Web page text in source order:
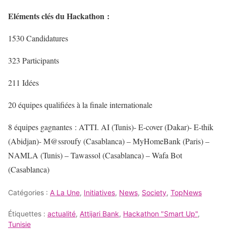
Eléments clés du Hackathon :
1530 Candidatures
323 Participants
211 Idées
20 équipes qualifiées à la finale internationale
8 équipes gagnantes : ATTI. AI (Tunis)- E-cover (Dakar)- E-thik
(Abidjan)- M@ssroufy (Casablanca) – MyHomeBank (Paris) –
NAMLA (Tunis) – Tawassol (Casablanca) – Wafa Bot
(Casablanca)
Catégories : A La Une, Initiatives, News, Society, TopNews
Étiquettes : actualité, Attijari Bank, Hackathon "Smart Up",
Tunisie